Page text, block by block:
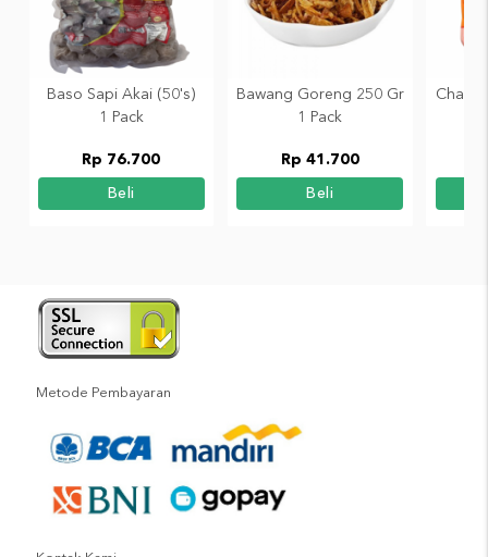
Baso Sapi Akai (50's)
1 Pack
Rp 76.700
Beli
Bawang Goreng 250 Gr
1 Pack
Rp 41.700
Beli
Metode Pembayaran